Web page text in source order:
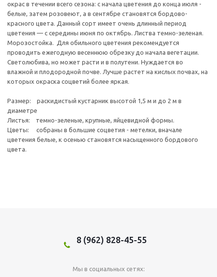
окрас в течении всего сезона: с начала цветения до конца июля -
белые, затем розовеют, а в сентябре становятся бордово-
красного цвета. Данный сорт имеет очень длинный период
цветения — с середины июня по октябрь. Листва темно-зеленая.
Морозостойка. Для обильного цветения рекомендуется
проводить ежегодную весеннюю обрезку до начала вегетации.
Светолюбива, но может расти и в полутени. Нуждается во
влажной и плодородной почве. Лучше растет на кислых почвах, на
которых окраска соцветий более яркая.
Размер: раскидистый кустарник высотой 1,5 м и до 2 м в
диаметре
Листья: темно-зеленые, крупные, яйцевидной формы.
Цветы: собраны в большие соцветия - метелки, вначале
цветения белые, к осенью становятся насыщенного бордового
цвета.
8 (962) 828-45-55
Мы в социальных сетях: